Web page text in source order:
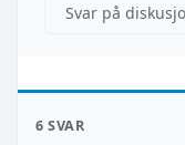
Svar på
6 SVAR